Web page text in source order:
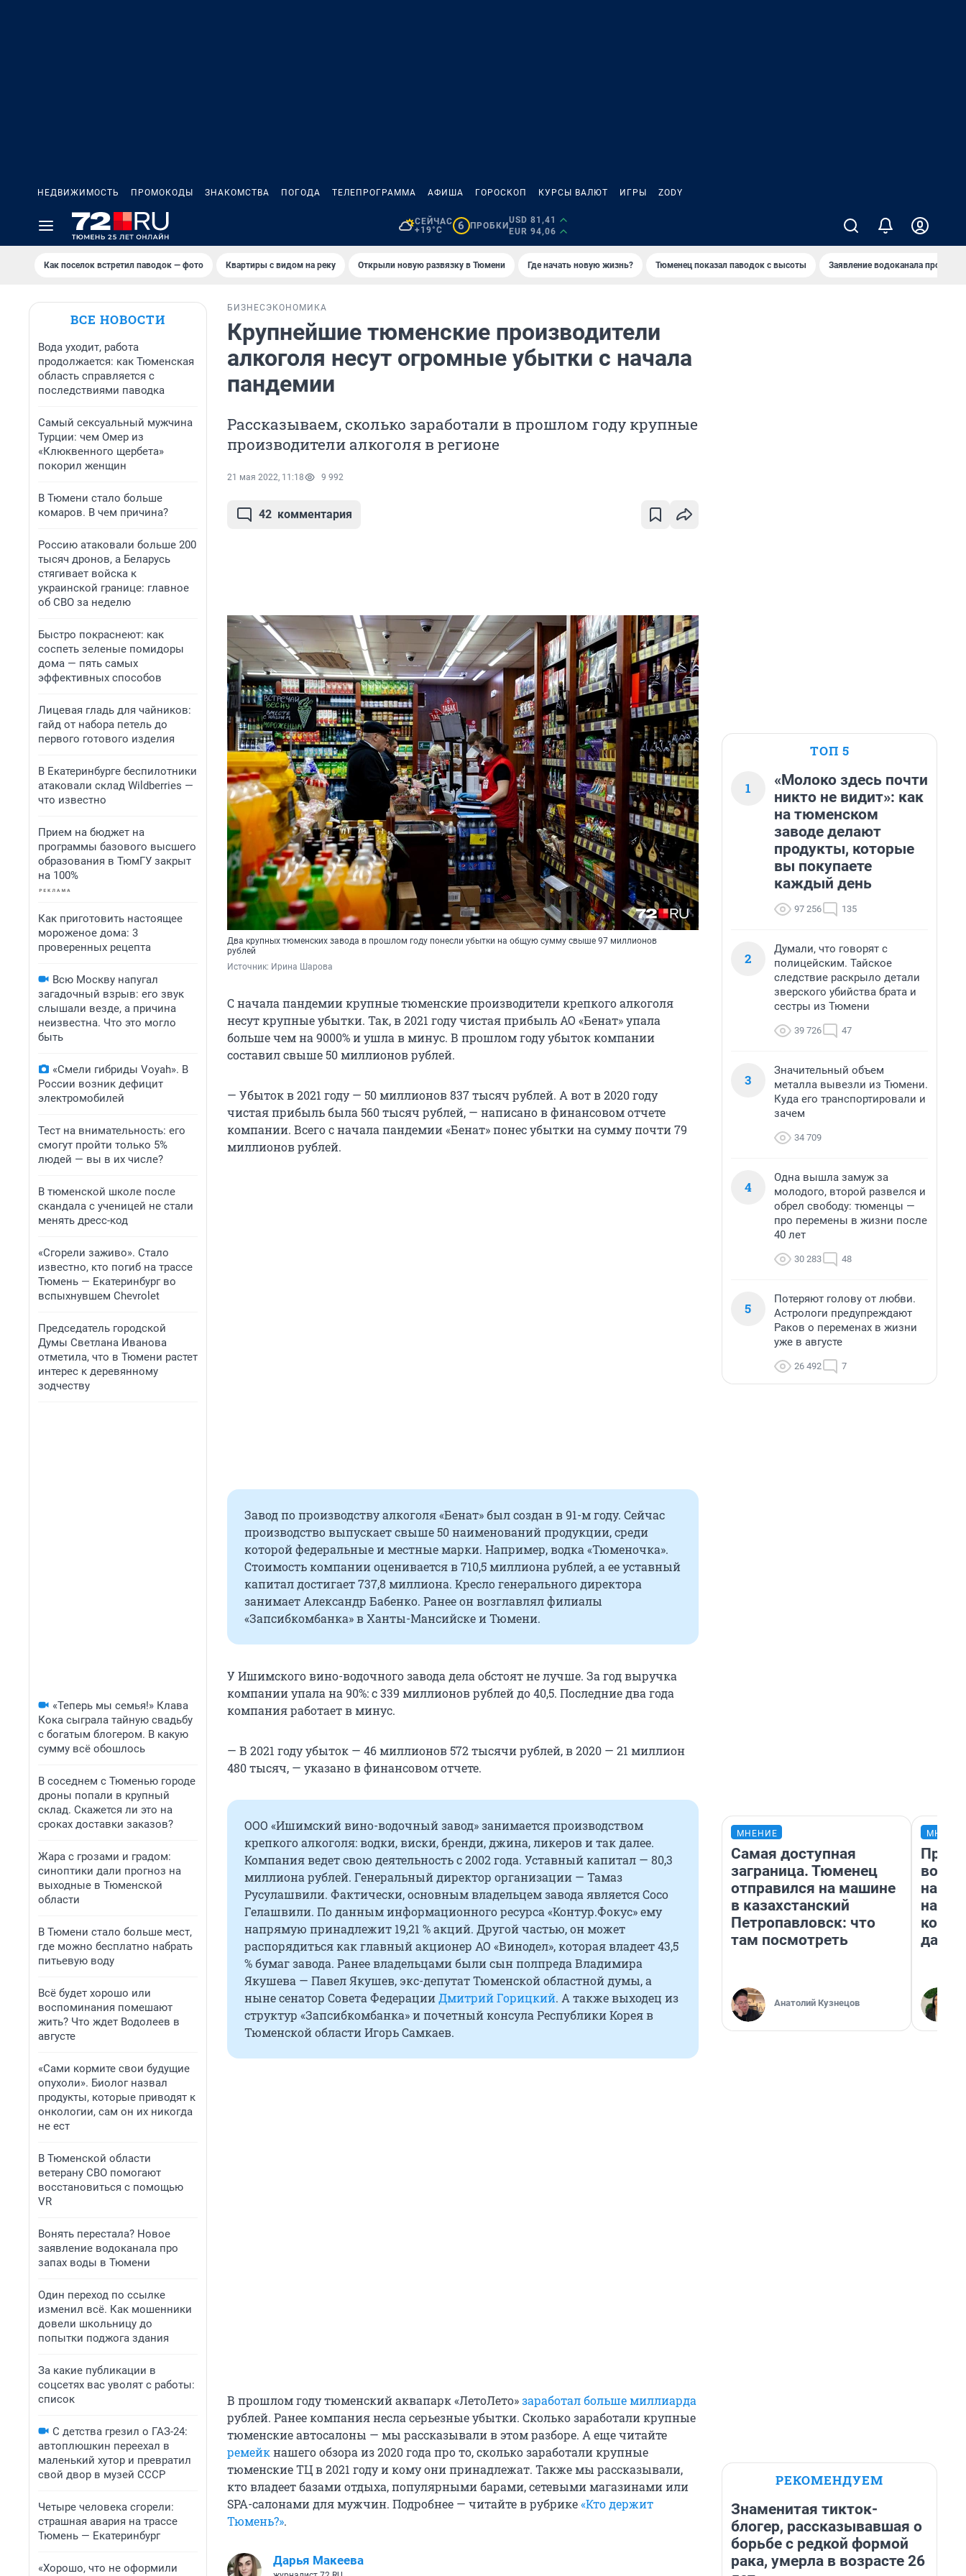
НЕДВИЖИМОСТЬ ПРОМОКОДЫ ЗНАКОМСТВА ПОГОДА ТЕЛЕПРОГРАММА АФИША ГОРОСКОП КУРСЫ ВАЛЮТ ИГРЫ ZODY
СЕЙЧАС
+19°C
6 ПРОБКИ
USD 81,41
EUR 94,06
Как поселок встретил паводок — фото Квартиры с видом на реку Открыли новую развязку в Тюмени Где начать новую жизнь? Тюменец показал паводок с высоты Заявление водоканала про
ВСЕ НОВОСТИ
Вода уходит, работа
продолжается: как Тюменская
область справляется с
последствиями паводка
Самый сексуальный мужчина
Турции: чем Омер из
«Клюквенного щербета»
покорил женщин
В Тюмени стало больше
комаров. В чем причина?
Россию атаковали больше 200
тысяч дронов, а Беларусь
стягивает войска к
украинской границе: главное
об СВО за неделю
Быстро покраснеют: как
соспеть зеленые помидоры
дома — пять самых
эффективных способов
Лицевая гладь для чайников:
гайд от набора петель до
первого готового изделия
В Екатеринбурге беспилотники
атаковали склад Wildberries —
что известно
Прием на бюджет на
программы базового высшего
образования в ТюмГУ закрыт
на 100%
Как приготовить настоящее
мороженое дома: 3
проверенных рецепта
Всю Москву напугал
загадочный взрыв: его звук
слышали везде, а причина
неизвестна. Что это могло
быть
«Смели гибриды Voyah». В
России возник дефицит
электромобилей
Тест на внимательность: его
смогут пройти только 5%
людей — вы в их числе?
В тюменской школе после
скандала с ученицей не стали
менять дресс-код
«Сгорели заживо». Стало
известно, кто погиб на трассе
Тюмень — Екатеринбург во
вспыхнувшем Chevrolet
Председатель городской
Думы Светлана Иванова
отметила, что в Тюмени растет
интерес к деревянному
зодчеству
«Теперь мы семья!» Клава
Кока сыграла тайную свадьбу
с богатым блогером. В какую
сумму всё обошлось
В соседнем с Тюменью городе
дроны попали в крупный
склад. Скажется ли это на
сроках доставки заказов?
Жара с грозами и градом:
синоптики дали прогноз на
выходные в Тюменской
области
В Тюмени стало больше мест,
где можно бесплатно набрать
питьевую воду
Всё будет хорошо или
воспоминания помешают
жить? Что ждет Водолеев в
августе
«Сами кормите свои будущие
опухоли». Биолог назвал
продукты, которые приводят к
онкологии, сам он их никогда
не ест
В Тюменской области
ветерану СВО помогают
восстановиться с помощью
VR
Вонять перестала? Новое
заявление водоканала про
запах воды в Тюмени
Один переход по ссылке
изменил всё. Как мошенники
довели школьницу до
попытки поджога здания
За какие публикации в
соцсетях вас уволят с работы:
список
С детства грезил о ГАЗ-24:
автоплюшкин переехал в
маленький хутор и превратил
свой двор в музей СССР
Четыре человека сгорели:
страшная авария на трассе
Тюмень — Екатеринбург
«Хорошо, что не оформили
БИЗНЕС ЭКОНОМИКА
Крупнейшие тюменские производители
алкоголя несут огромные убытки с начала
пандемии
Рассказываем, сколько заработали в прошлом году крупные
производители алкоголя в регионе
21 мая 2022, 11:18 9 992
42 комментария
Два крупных тюменских завода в прошлом году понесли убытки на общую сумму свыше 97 миллионов
рублей
Источник: Ирина Шарова
С начала пандемии крупные тюменские производители крепкого алкоголя
несут крупные убытки. Так, в 2021 году чистая прибыль АО «Бенат» упала
больше чем на 9000% и ушла в минус. В прошлом году убыток компании
составил свыше 50 миллионов рублей.
— Убыток в 2021 году — 50 миллионов 837 тысяч рублей. А вот в 2020 году
чистая прибыль была 560 тысяч рублей, — написано в финансовом отчете
компании. Всего с начала пандемии «Бенат» понес убытки на сумму почти 79
миллионов рублей.
Завод по производству алкоголя «Бенат» был создан в 91-м году. Сейчас
производство выпускает свыше 50 наименований продукции, среди
которой федеральные и местные марки. Например, водка «Тюменочка».
Стоимость компании оценивается в 710,5 миллиона рублей, а ее уставный
капитал достигает 737,8 миллиона. Кресло генерального директора
занимает Александр Бабенко. Ранее он возглавлял филиалы
«Запсибкомбанка» в Ханты-Мансийске и Тюмени.
У Ишимского вино-водочного завода дела обстоят не лучше. За год выручка
компании упала на 90%: с 339 миллионов рублей до 40,5. Последние два года
компания работает в минус.
— В 2021 году убыток — 46 миллионов 572 тысячи рублей, в 2020 — 21 миллион
480 тысяч, — указано в финансовом отчете.
ООО «Ишимский вино-водочный завод» занимается производством
крепкого алкоголя: водки, виски, бренди, джина, ликеров и так далее.
Компания ведет свою деятельность с 2002 года. Уставный капитал — 80,3
миллиона рублей. Генеральный директор организации — Тамаз
Русулашвили. Фактически, основным владельцем завода является Сосо
Гелашвили. По данным информационного ресурса «Контур.Фокус» ему
напрямую принадлежит 19,21 % акций. Другой частью, он может
распорядиться как главный акционер АО «Винодел», которая владеет 43,5
% бумаг завода. Ранее владельцами были сын полпреда Владимира
Якушева — Павел Якушев, экс-депутат Тюменской областной думы, а
ныне сенатор Совета ФедерацииДмитрий Горицкий. А также выходец из
структур «Запсибкомбанка» и почетный консула Республики Корея в
Тюменской области Игорь Самкаев.
В прошлом году тюменский аквапарк «ЛетоЛето»заработал больше миллиарда
рублей. Ранее компания несла серьезные убытки. Сколько заработали крупные
тюменские автосалоны — мы рассказывали в этом разборе. А еще читайте
ремейкнашего обзора из 2020 года про то, сколько заработали крупные
тюменские ТЦ в 2021 году и кому они принадлежат. Также мы рассказывали,
кто владеет базами отдыха, популярными барами, сетевыми магазинами или
SPA-салонами для мужчин. Подробнее — читайте в рубрике«Кто держит
Тюмень?».
Дарья Макеева
ТОП 5
1
«Молоко здесь почти
никто не видит»: как
на тюменском
заводе делают
продукты, которые
вы покупаете
каждый день
97 256 135
2
Думали, что говорят с
полицейским. Тайское
следствие раскрыло детали
зверского убийства брата и
сестры из Тюмени
39 726 47
3
Значительный объем
металла вывезли из Тюмени.
Куда его транспортировали и
зачем
34 709
4
Одна вышла замуж за
молодого, второй развелся и
обрел свободу: тюменцы —
про перемены в жизни после
40 лет
30 283 48
5
Потеряют голову от любви.
Астрологи предупреждают
Раков о переменах в жизни
уже в августе
26 492 7
МНЕНИЕ
Самая доступная
заграница. Тюменец
отправился на машине
в казахстанский
Петропавловск: что
там посмотреть
Анатолий Кузнецов
нам
даже
РЕКОМЕНДУЕМ
Знаменитая тикток-
блогер, рассказывавшая о
борьбе с редкой формой
рака, умерла в возрасте 26